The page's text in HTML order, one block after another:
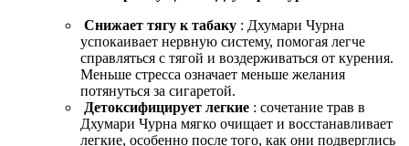
Снижает тягу к табаку : Дхумари Чурна
успокаивает нервную систему, помогая легче
справляться с тягой и воздерживаться от курения.
Меньше стресса означает меньше желания
потянуться за сигаретой.
Детоксифицирует легкие : сочетание трав в
Дхумари Чурна мягко очищает и восстанавливает
легкие, особенно после того, как они подверглись